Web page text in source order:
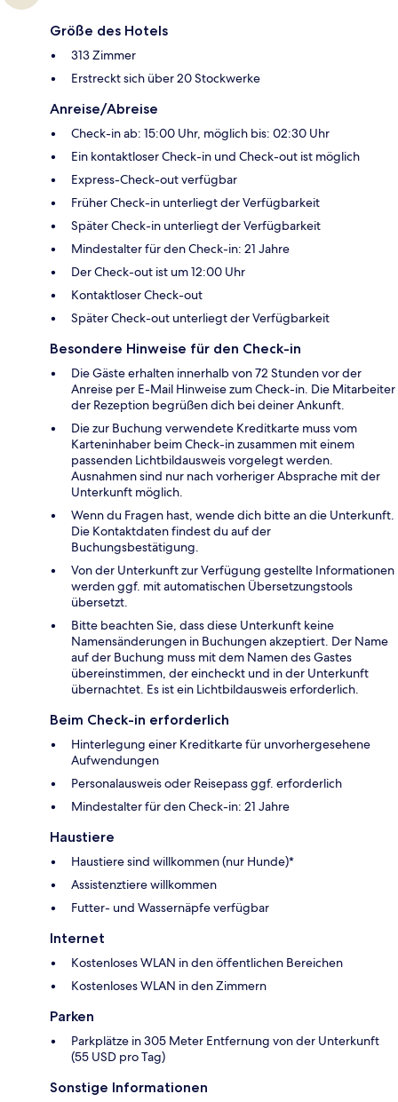
Größe des Hotels
313 Zimmer
Erstreckt sich über 20 Stockwerke
Anreise/Abreise
Check-in ab: 15:00 Uhr, möglich bis: 02:30 Uhr
Ein kontaktloser Check-in und Check-out ist möglich
Express-Check-out verfügbar
Früher Check-in unterliegt der Verfügbarkeit
Später Check-in unterliegt der Verfügbarkeit
Mindestalter für den Check-in: 21 Jahre
Der Check-out ist um 12:00 Uhr
Kontaktloser Check-out
Später Check-out unterliegt der Verfügbarkeit
Besondere Hinweise für den Check-in
Die Gäste erhalten innerhalb von 72 Stunden vor der
Anreise per E-Mail Hinweise zum Check-in. Die Mitarbeiter
der Rezeption begrüßen dich bei deiner Ankunft.
Die zur Buchung verwendete Kreditkarte muss vom
Karteninhaber beim Check-in zusammen mit einem
passenden Lichtbildausweis vorgelegt werden.
Ausnahmen sind nur nach vorheriger Absprache mit der
Unterkunft möglich.
Wenn du Fragen hast, wende dich bitte an die Unterkunft.
Die Kontaktdaten findest du auf der
Buchungsbestätigung.
Von der Unterkunft zur Verfügung gestellte Informationen
werden ggf. mit automatischen Übersetzungstools
übersetzt.
Bitte beachten Sie, dass diese Unterkunft keine
Namensänderungen in Buchungen akzeptiert. Der Name
auf der Buchung muss mit dem Namen des Gastes
übereinstimmen, der eincheckt und in der Unterkunft
übernachtet. Es ist ein Lichtbildausweis erforderlich.
Beim Check-in erforderlich
Hinterlegung einer Kreditkarte für unvorhergesehene
Aufwendungen
Personalausweis oder Reisepass ggf. erforderlich
Mindestalter für den Check-in: 21 Jahre
Haustiere
Haustiere sind willkommen (nur Hunde)*
Assistenztiere willkommen
Futter- und Wassernäpfe verfügbar
Internet
Kostenloses WLAN in den öffentlichen Bereichen
Kostenloses WLAN in den Zimmern
Parken
Parkplätze in 305 Meter Entfernung von der Unterkunft
(55 USD pro Tag)
Sonstige Informationen